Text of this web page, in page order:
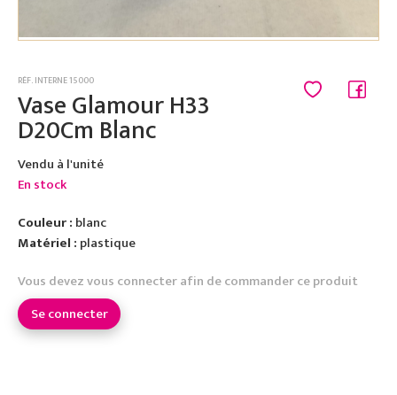
RÉF. INTERNE 15000
Vase Glamour H33
D20Cm Blanc
Vendu à l'unité
En stock
Couleur : blanc
Matériel : plastique
Vous devez vous connecter afin de commander ce produit
Se connecter